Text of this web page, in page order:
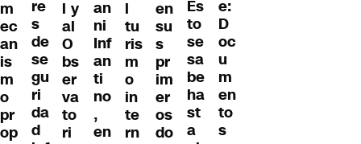
m
ec
an
is
m
o
pr
op
re
s
de
se
gu
ri
da
d
l y
al
O
bs
er
va
to
ri
an
ni
Inf
an
ti
no
,
en
l
tu
ris
m
o
in
te
rn
en
su
s
pr
im
er
os
do
Es
to
se
sa
be
ha
st
a
e:
D
oc
u
m
en
to
s